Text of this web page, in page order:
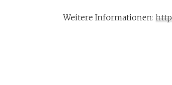
Weitere Informationen: